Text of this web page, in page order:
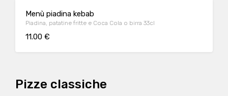
Menù piadina kebab
Piadina, patatine fritte e Coca Cola o birra 33cl
11.00 €
Pizze classiche